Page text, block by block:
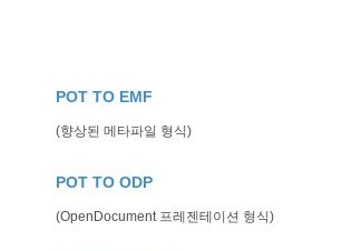
POT TO EMF
(향상된 메타파일 형식)
POT TO ODP
(OpenDocument 프레젠테이션 형식)